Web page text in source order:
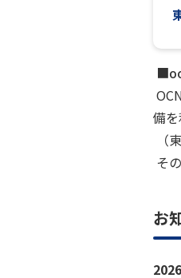
■
備を
（
そ
お